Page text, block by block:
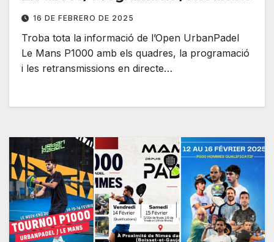
16 DE FEBRERO DE 2025
Troba tota la informació de l’Open UrbanPadel
Le Mans P1000 amb els quadres, la programació
i les retransmissions en directe…